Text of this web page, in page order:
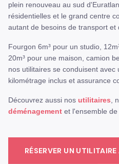
plein renouveau au sud
résidentielles et le grand centre
autant de besoins de transport et
Fourgon 6m³ pour un studio,
20m³ pour une maison, camion
nos utilitaires se conduisent avec
kilométrage inclus et assurance
Découvrez aussi nos utilitaires ,
déménagement et l'ensemble de
RÉSERVER UN UTILITAIRE